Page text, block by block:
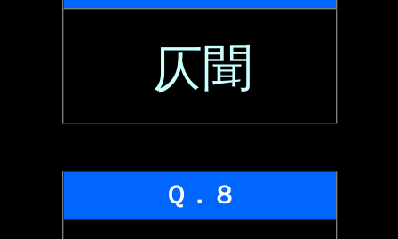
仄聞
Ｑ．８